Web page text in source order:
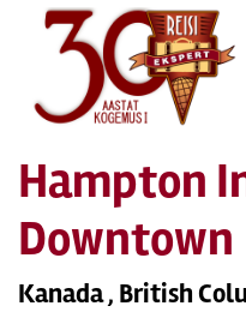
Hampton
Downtown
Kanada , British